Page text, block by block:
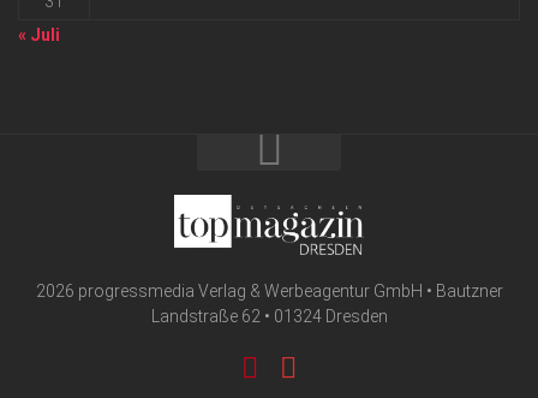
« Juli
2026 progressmedia Verlag & Werbeagentur GmbH • Bautzner
Landstraße 62 • 01324 Dresden